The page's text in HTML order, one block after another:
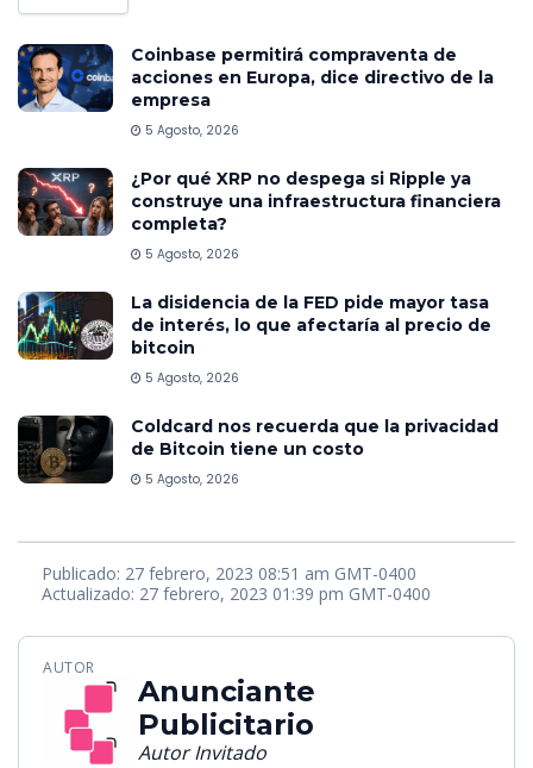
Coinbase permitirá compraventa de
acciones en Europa, dice directivo de la
empresa
5 Agosto, 2026
¿Por qué XRP no despega si Ripple ya
construye una infraestructura financiera
completa?
5 Agosto, 2026
La disidencia de la FED pide mayor tasa
de interés, lo que afectaría al precio de
bitcoin
5 Agosto, 2026
Coldcard nos recuerda que la privacidad
de Bitcoin tiene un costo
5 Agosto, 2026
Publicado: 27 febrero, 2023 08:51 am GMT-0400
Actualizado: 27 febrero, 2023 01:39 pm GMT-0400
AUTOR
Anunciante
Publicitario
Autor Invitado